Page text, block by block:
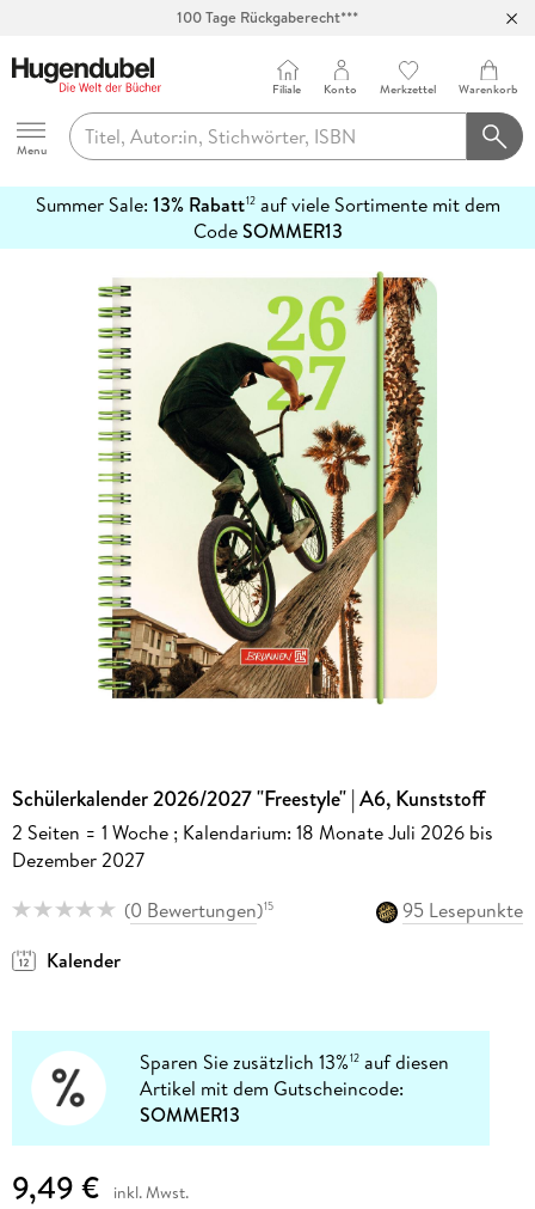
100 Tage Rückgaberecht***
Hugendubel
Menu
Filiale Konto Merkzettel Warenkorb
Summer Sale: 13% Rabatt12auf viele Sortimente mit dem
CodeSOMMER13
erfahren
Schülerkalender 2026/2027 "Freestyle" | A6, Kunststoff
2 Seiten = 1 Woche ; Kalendarium: 18 Monate Juli 2026 bis
Dezember 2027
(0 Bewertungen)15
95 Lesepunkte
Kalender
Sparen Sie zusätzlich 13%12 auf diesen
Artikel mit dem Gutscheincode:
SOMMER13
9,49 € inkl. Mwst.